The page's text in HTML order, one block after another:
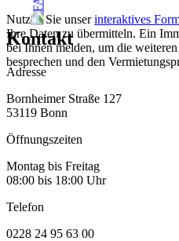
Nutzen Sie unserinteraktives
Ihre Daten zu übermitteln. Ein
bei Ihnen melden, um die
besprechen und den
Kontakt
Adresse
Bornheimer Straße 127
53119 Bonn
Öffnungszeiten
Montag bis Freitag
08:00 bis 18:00 Uhr
Telefon
0228 24 95 63 00